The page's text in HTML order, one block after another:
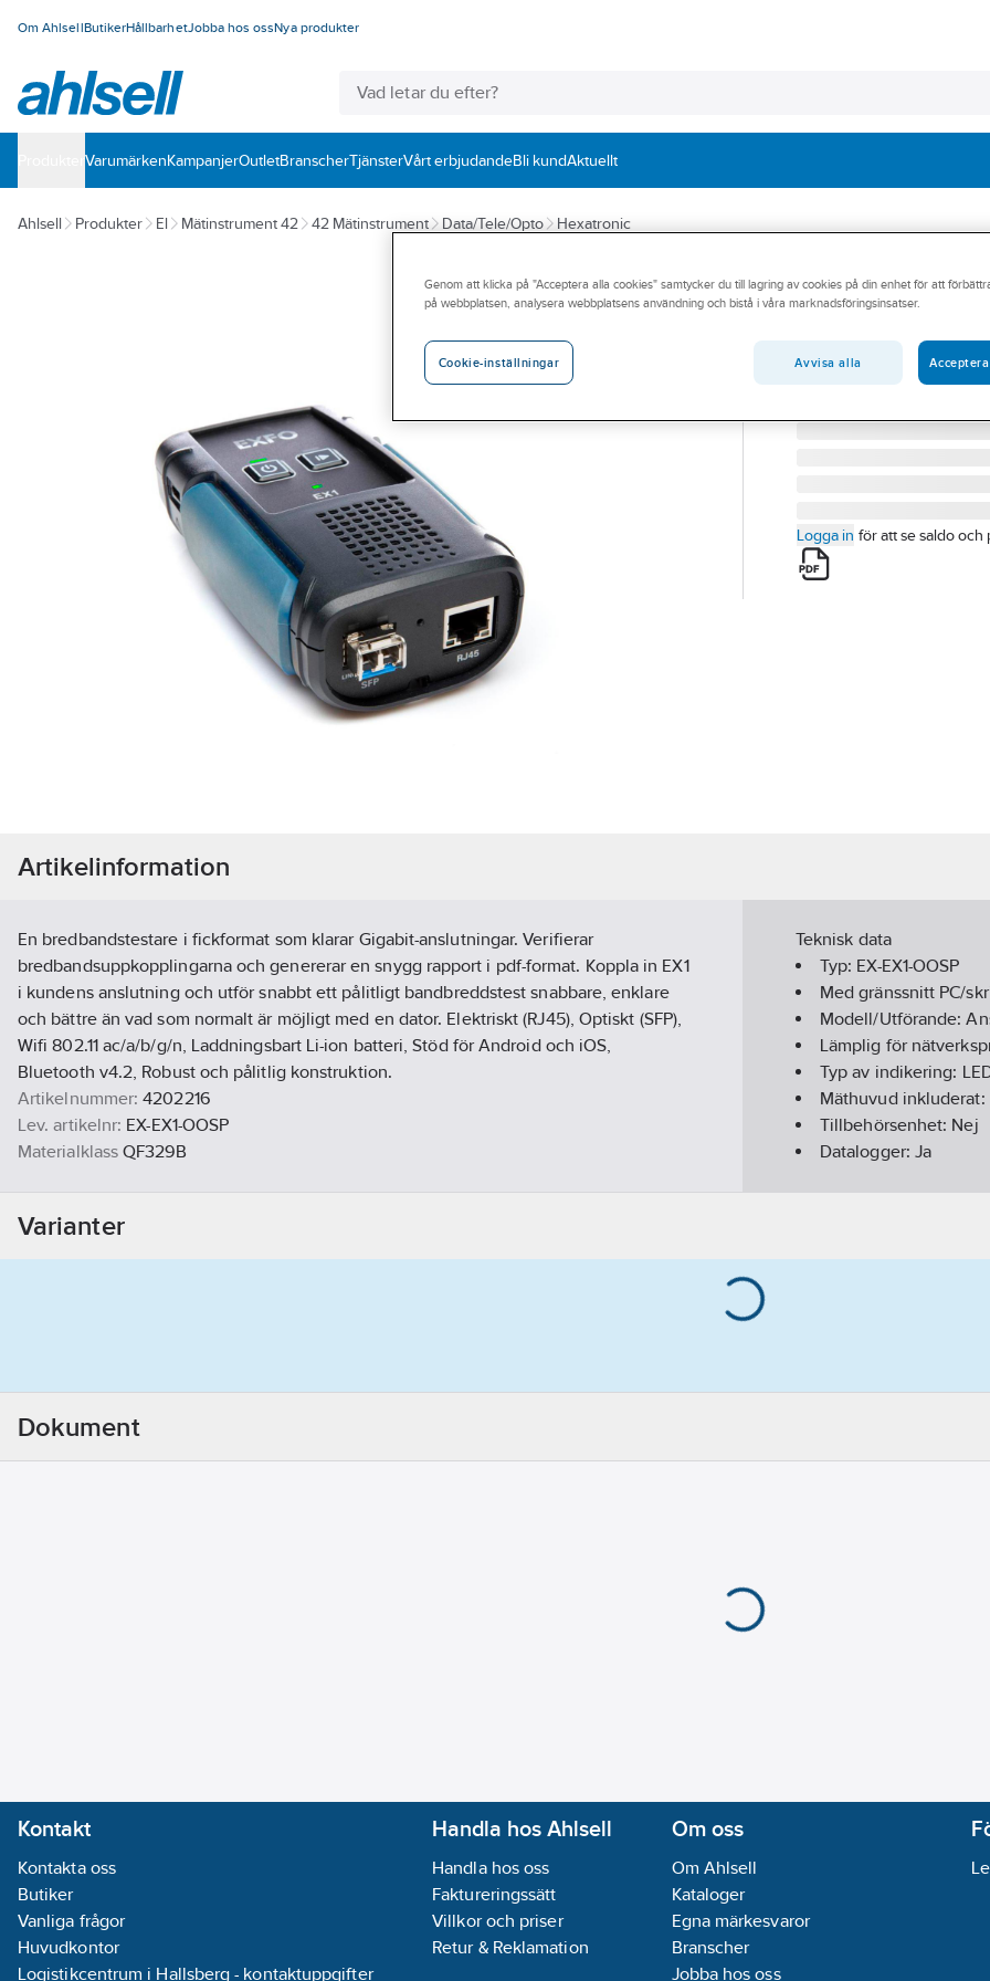
Om AhlsellButikerHållbarhetJobba hos ossNya produkter
VarumärkenKampanjerOutletBranscherTjänsterVårt erbjudandeBli kundAktuellt
Ahlsell Produkter El Mätinstrument 42 42 Mätinstrument Data/Tele/Opto Hexatronic
HEXATRONIC FIBEROPTIC
Bredbandstest
BREDBANDSTEST
Artikelnummer:
4202216
EX-EX1-OOSP
Logga in för att se saldo och
Artikelinformation
En bredbandstestare i fickformat som klarar Gigabit-anslutningar. Verifierar
bredbandsuppkopplingarna och genererar en snygg rapport i pdf-format. Koppla in EX1
i kundens anslutning och utför snabbt ett pålitligt bandbreddstest snabbare, enklare
och bättre än vad som normalt är möjligt med en dator. Elektriskt (RJ45), Optiskt (SFP),
Wifi 802.11 ac/a/b/g/n, Laddningsbart Li-ion batteri, Stöd för Android och iOS,
Bluetooth v4.2, Robust och pålitlig konstruktion.
Artikelnummer: 4202216
Lev. artikelnr: EX-EX1-OOSP
Materialklass QF329B
Teknisk data
Typ: EX-EX1-OOSP
Med gränssnitt PC/
Modell/Utförande:
Lämplig för
Typ av indikering:
Mäthuvud inkluderat:
Tillbehörsenhet: Nej
Datalogger: Ja
Varianter
Dokument
Kontakt
Kontakta oss
Butiker
Vanliga frågor
Huvudkontor
Logistikcentrum i Hallsberg - kontaktuppgifter
Handla hos Ahlsell
Handla hos oss
Faktureringssätt
Villkor och priser
Retur & Reklamation
Om oss
Om Ahlsell
Kataloger
Egna märkesvaror
Branscher
Jobba hos oss
Genom att klicka på "Acceptera alla cookies" samtycker du till lagring av cookies på din enhet för att
på webbplatsen, analysera webbplatsens användning och bistå i våra marknadsföringsinsatser.
Cookie-inställningar Avvisa alla